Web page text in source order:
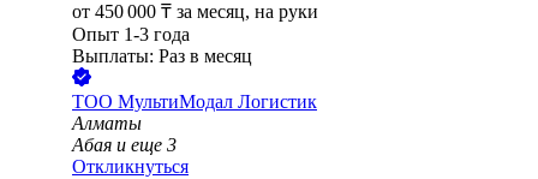
от 450 000 ₸ за месяц, на руки
Опыт 1-3 года
Выплаты: Раз в месяц
ТОО МультиМодал Логистик
Алматы
Абая и еще 3
Откликнуться